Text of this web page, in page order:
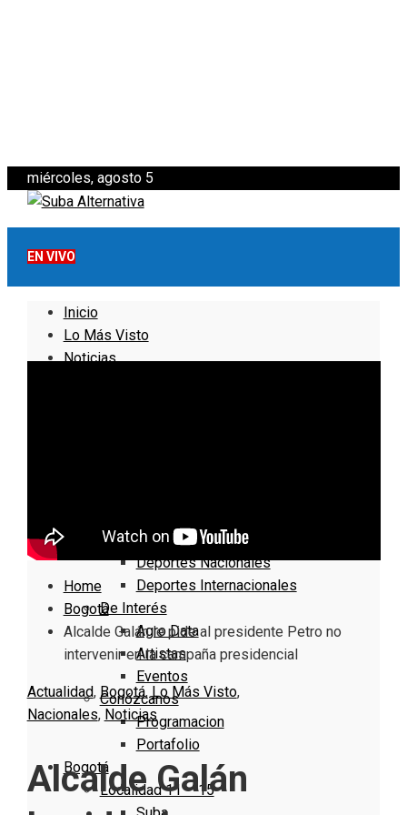
miércoles, agosto 5
EN VIVO
Inicio
Lo Más Visto
Noticias
Deportes Locales
Deportes Nacionales
Deportes Internacionales
De Interés
Agro Data
Artistas
Eventos
Conózcanos
Programacion
Portafolio
Bogotá
Localidad 11 – 15
Home
Bogotá
Alcalde Galán le pide al presidente Petro no
intervenir en la campaña presidencial
Actualidad, Bogotá, Lo Más Visto,
Nacionales, Noticias
Alcalde Galán